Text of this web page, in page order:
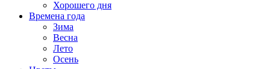
Хорошего дня
Времена года
Зима
Весна
Лето
Осень